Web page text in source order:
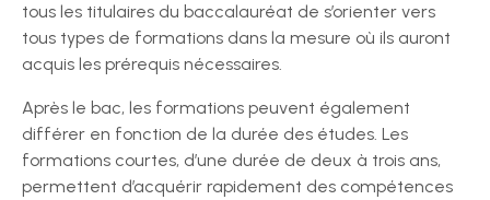
tous les titulaires du baccalauréat de s’orienter vers
tous types de formations dans la mesure où ils auront
acquis les prérequis nécessaires.
Après le bac, les formations peuvent également
différer en fonction de la durée des études. Les
formations courtes, d’une durée de deux à trois ans,
permettent d’acquérir rapidement des compétences